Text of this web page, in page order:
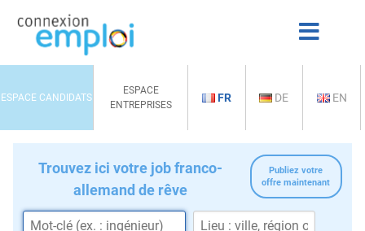
ESPACE CANDIDATS
ESPACE
ENTREPRISES
FR DE EN
Publiez votre
offre maintenant
Trouvez ici votre job franco-
allemand de rêve